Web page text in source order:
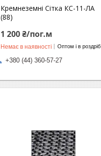
Кремнеземні Сітка КС-11-ЛА
(88)
1 200 ₴/пог.м
Немає в наявності Оптом і в роздріб
+380 (44) 360-57-27